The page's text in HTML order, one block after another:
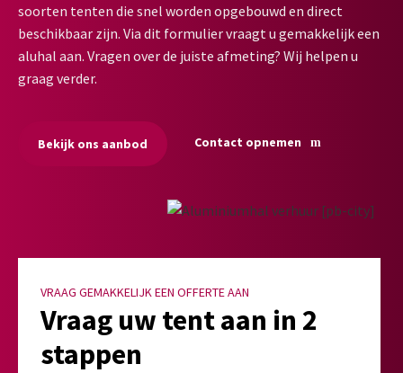
soorten tenten die snel worden opgebouwd en direct
beschikbaar zijn. Via dit formulier vraagt u gemakkelijk een
aluhal aan. Vragen over de juiste afmeting? Wij helpen u
graag verder.
Bekijk ons aanbod Contact opnemen
VRAAG GEMAKKELIJK EEN OFFERTE AAN
Vraag uw tent aan in 2
stappen